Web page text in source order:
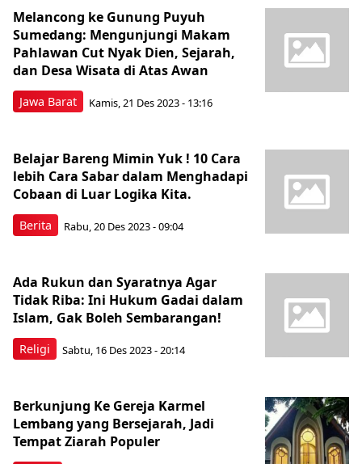
Jawa Barat
Melancong ke Gunung Puyuh
Sumedang: Mengunjungi Makam
Pahlawan Cut Nyak Dien, Sejarah,
dan Desa Wisata di Atas Awan
Kamis, 21 Des 2023 - 13:16
Berita
Belajar Bareng Mimin Yuk ! 10 Cara
lebih Cara Sabar dalam Menghadapi
Cobaan di Luar Logika Kita.
Rabu, 20 Des 2023 - 09:04
Religi
Ada Rukun dan Syaratnya Agar
Tidak Riba: Ini Hukum Gadai dalam
Islam, Gak Boleh Sembarangan!
Sabtu, 16 Des 2023 - 20:14
Berkunjung Ke Gereja Karmel
Lembang yang Bersejarah, Jadi
Tempat Ziarah Populer